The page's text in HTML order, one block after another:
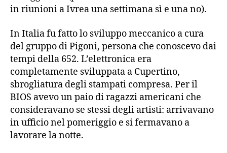
in riunioni a Ivrea una settimana sì e una no).
In Italia fu fatto lo sviluppo meccanico a cura
del gruppo di Pigoni, persona che conoscevo dai
tempi della 652. L’elettronica era
completamente sviluppata a Cupertino,
sbrogliatura degli stampati compresa. Per il
BIOS avevo un paio di ragazzi americani che
consideravano se stessi degli artisti: arrivavano
in ufficio nel pomeriggio e si fermavano a
lavorare la notte.